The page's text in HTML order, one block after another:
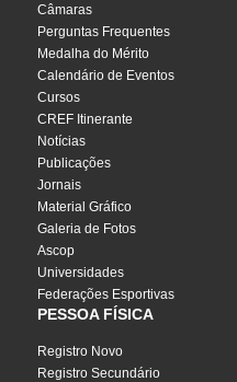
Câmaras
Perguntas Frequentes
Medalha do Mérito
Calendário de Eventos
Cursos
CREF Itinerante
Notícias
Publicações
Jornais
Material Gráfico
Galeria de Fotos
Ascop
Universidades
Federações Esportivas
PESSOA FÍSICA
Registro Novo
Registro Secundário